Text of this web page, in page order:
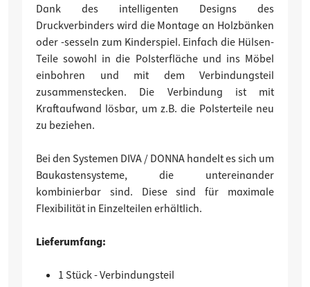
Dank des intelligenten Designs des
Druckverbinders wird die Montage an Holzbänken
oder -sesseln zum Kinderspiel. Einfach die Hülsen-
Teile sowohl in die Polsterfläche und ins Möbel
einbohren und mit dem Verbindungsteil
zusammenstecken. Die Verbindung ist mit
Kraftaufwand lösbar, um z.B. die Polsterteile neu
zu beziehen.
Bei den Systemen DIVA / DONNA handelt es sich um
Baukastensysteme, die untereinander
kombinierbar sind. Diese sind für maximale
Flexibilität in Einzelteilen erhältlich.
Lieferumfang:
1 Stück - Verbindungsteil